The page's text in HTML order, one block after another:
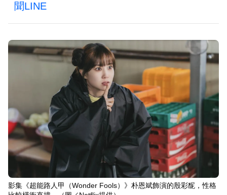
聞LINE
影集《超能路人甲（Wonder Fools）》朴恩斌飾演的殷彩馜，性格